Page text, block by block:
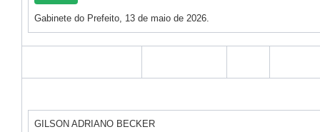
Gabinete do Prefeito, 13 de maio de 2026.
GILSON ADRIANO BECKER